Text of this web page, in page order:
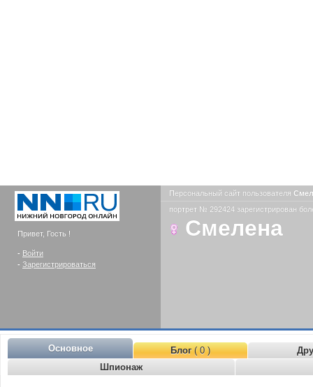
Привет, Гость !
- Войти
- Зарегистрироваться
Персональный сайт пользователя
портрет № 292424 зарегистрирован
Смелена
Основное Блог( 0 )
Шпионаж